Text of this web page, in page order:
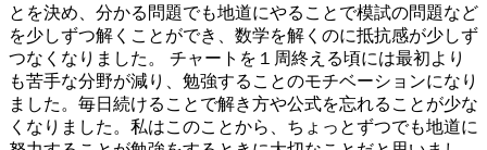
とを決め、分かる問題でも地道にやることで模試の問題など
を少しずつ解くことができ、数学を解くのに抵抗感が少しず
つなくなりました。 チャートを１周終える頃には最初より
も苦手な分野が減り、勉強することのモチベーションになり
ました。毎日続けることで解き方や公式を忘れることが少な
くなりました。私はこのことから、ちょっとずつでも地道に